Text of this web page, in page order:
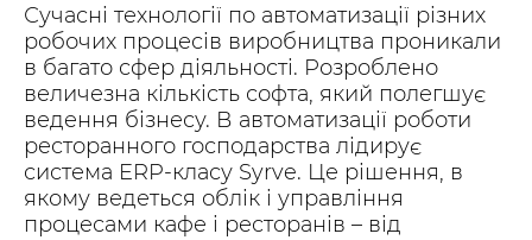
Сучасні технології по автоматизації різних
робочих процесів виробництва проникали
в багато сфер діяльності. Розроблено
величезна кількість софта, який полегшує
ведення бізнесу. В автоматизації роботи
ресторанного господарства лідирує
система ERP-класу Syrve. Це рішення, в
якому ведеться облік і управління
процесами кафе і ресторанів – від